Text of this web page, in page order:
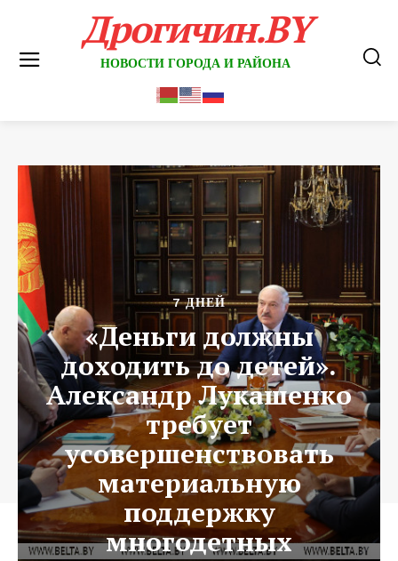
Дрогичин.BY
НОВОСТИ ГОРОДА И РАЙОНА
7 ДНЕЙ
«Деньги должны
доходить до детей».
Александр Лукашенко
требует
усовершенствовать
материальную
поддержку
многодетных